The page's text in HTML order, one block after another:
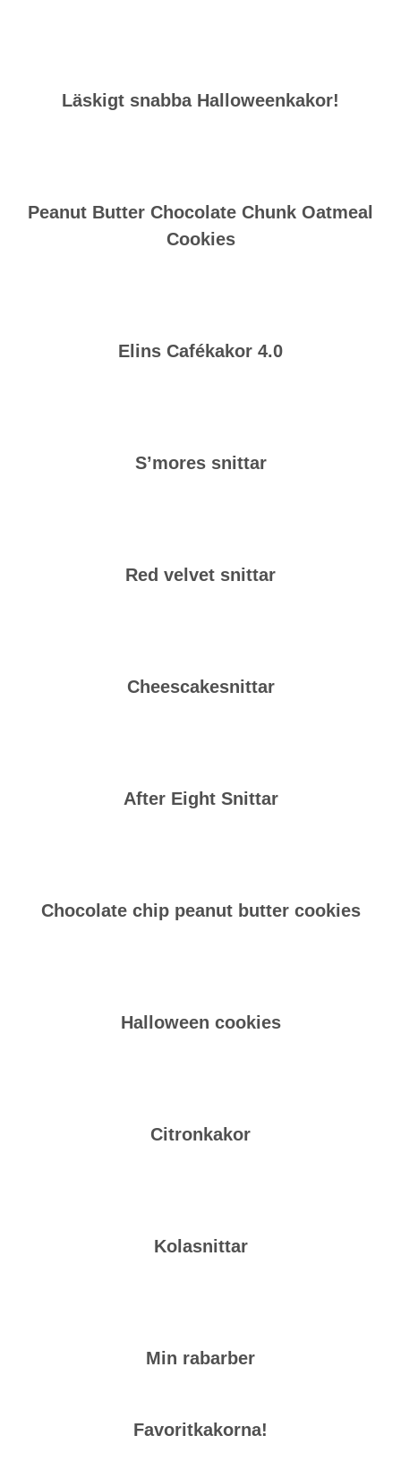
Läskigt snabba Halloweenkakor!
Peanut Butter Chocolate Chunk Oatmeal
Cookies
Elins Cafékakor 4.0
S’mores snittar
Red velvet snittar
Cheescakesnittar
After Eight Snittar
Chocolate chip peanut butter cookies
Halloween cookies
Citronkakor
Kolasnittar
Min rabarber
Favoritkakorna!